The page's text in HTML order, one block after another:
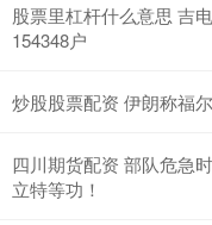
股票里杠杆什么意思 吉
154348户
炒股股票配资 伊朗称福
四川期货配资 部队危急
立特等功！